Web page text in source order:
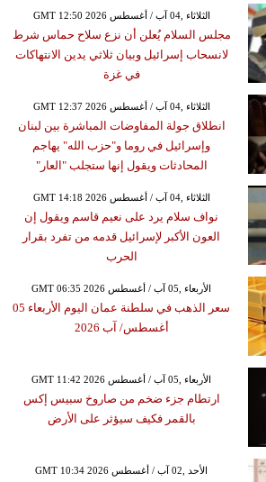
GMT 12:50 2026 الثلاثاء ,04 آب / أغسطس
مجلس السلام يُعلن أن نزع سلاح حماس شرط
لانسحاب إسرائيل وبيان ثلاثي يدين الانتهاكات
في غزة
GMT 12:37 2026 الثلاثاء ,04 آب / أغسطس
انطلاق جولة المفاوضات المباشرة بين لبنان
وإسرائيل في روما و"حزب الله" يهاجم
المحادثات ويقول إنها ستجلب "العار"
GMT 14:18 2026 الثلاثاء ,04 آب / أغسطس
نواف سلام يرد على نعيم قاسم ويقول إن
العون الأكبر لإسرائيل قدمه من تفرد بقرار
الحرب
GMT 06:35 2026 الأربعاء ,05 آب / أغسطس
سعر الذهب في سلطنة عمان اليوم الأربعاء 05
أغسطس/ آب 2026
GMT 11:42 2026 الأربعاء ,05 آب / أغسطس
ارتطام جزء ضخم من صاروخ سبيس إكس
بالقمر فكيف سيؤثر على الأرض
GMT 10:34 2026 الأحد ,02 آب / أغسطس